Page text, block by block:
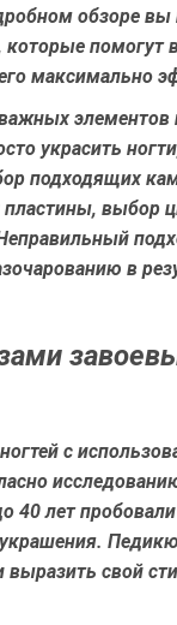
обзоре
помогут
максимально
элементов
украсить
подходящих
пластины, выбор
в
с
40 лет
свой